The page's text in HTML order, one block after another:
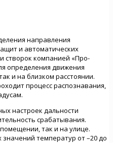
направления
и автоматических
створок компанией «Про-
определения движения
и на близком расстоянии.
процесс распознавания,
настроек дальности
срабатывания.
так и на улице.
температур от –20 до